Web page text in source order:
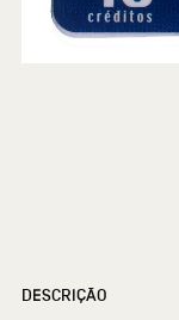
DESCRIÇÃO